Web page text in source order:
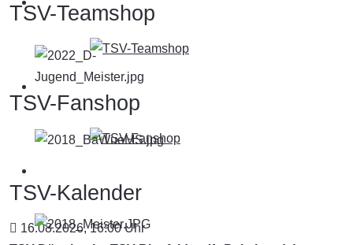
TSV-Teamshop
TSV-Fanshop
TSV-Kalender
16.08.2026,16:00Uhr